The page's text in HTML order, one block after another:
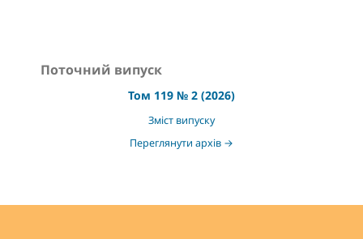
Поточний випуск
Том 119 № 2 (2026)
Зміст випуску
Переглянути архів →